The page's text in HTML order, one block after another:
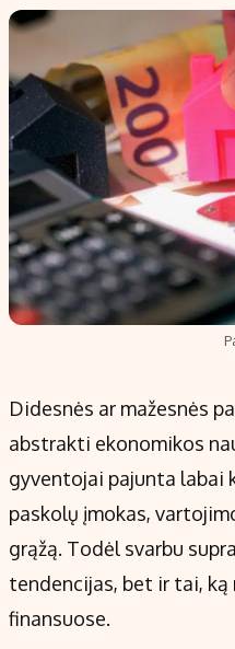
Akcijų rinka
Saulės elektrinės
Kriptovaliutos
Infliacija
Migracija
Redakcija
Apie mus
Turinio žymėjimo taisyklės
Kontaktai
Regionų naujienos
Indėlių palūkanos
Didesnės ar mažesnės
abstrakti ekonomikos
gyventojai pajunta labai
paskolų įmokas,
grąžą. Todėl svarbu
tendencijas, bet ir tai,
finansuose.